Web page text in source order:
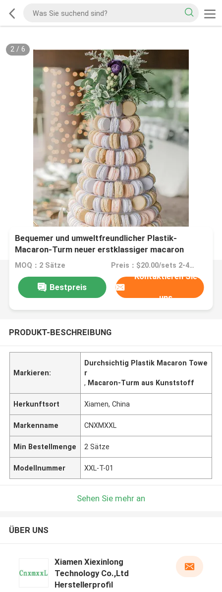
2/ 6
Bequemer und umweltfreundlicher Plastik-
Macaron-Turm neuer erstklassiger macaron
Kasten klare macarons bedecken das Verpacken
MOQ：2 Sätze Preis：$20.00/sets 2-499 sets
Bestpreis
Kontaktieren Sie
uns
PRODUKT-BESCHREIBUNG
Markieren:
Durchsichtig Plastik Macaron Towe
r
, Macaron-Turm aus Kunststoff
Herkunftsort Xiamen, China
Markenname CNXMXXL
Min Bestellmenge 2 Sätze
Modellnummer XXL-T-01
Sehen Sie mehr an
ÜBER UNS
Xiamen Xiexinlong
Technology Co.,Ltd
Herstellerprofil